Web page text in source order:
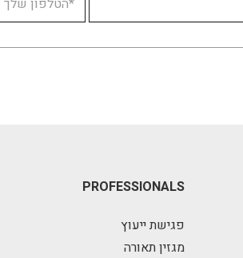
PROFESSIONALS
פגישת ייעוץ
מגזין תאורה